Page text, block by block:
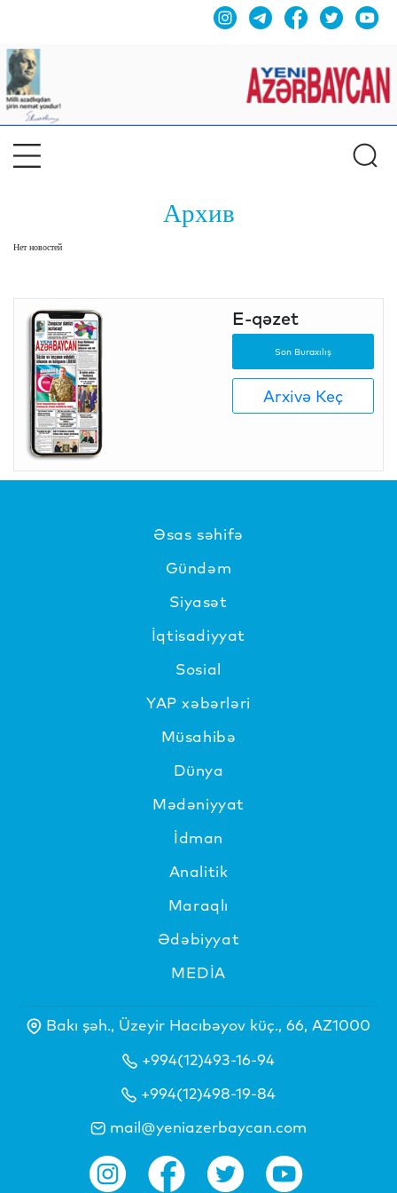
Архив
Нет новостей
E-qəzet
Son Buraxılış
Arxivə Keç
Əsas səhifə
Gündəm
Siyasət
İqtisadiyyat
Sosial
YAP xəbərləri
Müsahibə
Dünya
Mədəniyyat
İdman
Analitik
Maraqlı
Ədəbiyyat
MEDİA
Bakı şəh., Üzeyir Hacıbəyov küç., 66, AZ1000
+994(12)493-16-94
+994(12)498-19-84
mail@yeniazerbaycan.com